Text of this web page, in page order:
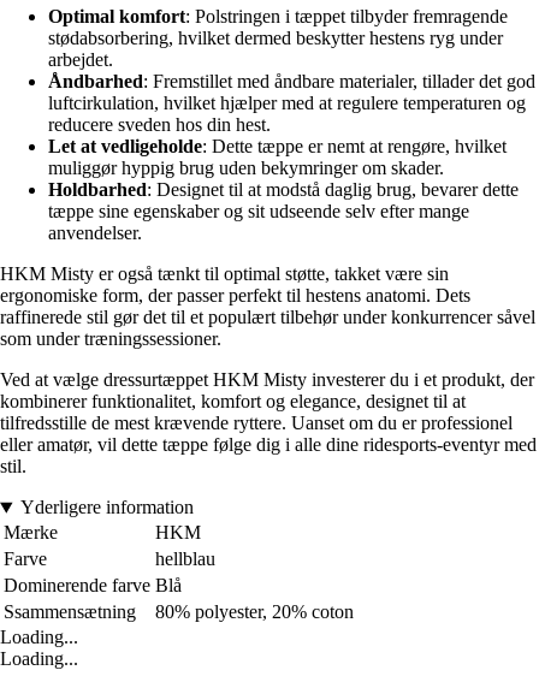
Optimal komfort: Polstringen i tæppet tilbyder fremragende
stødabsorbering, hvilket dermed beskytter hestens ryg under
arbejdet.
Åndbarhed: Fremstillet med åndbare materialer, tillader det god
luftcirkulation, hvilket hjælper med at regulere temperaturen og
reducere sveden hos din hest.
Let at vedligeholde: Dette tæppe er nemt at rengøre, hvilket
muliggør hyppig brug uden bekymringer om skader.
Holdbarhed: Designet til at modstå daglig brug, bevarer dette
tæppe sine egenskaber og sit udseende selv efter mange
anvendelser.
HKM Misty er også tænkt til optimal støtte, takket være sin
ergonomiske form, der passer perfekt til hestens anatomi. Dets
raffinerede stil gør det til et populært tilbehør under konkurrencer såvel
som under træningssessioner.
Ved at vælge dressurtæppet HKM Misty investerer du i et produkt, der
kombinerer funktionalitet, komfort og elegance, designet til at
tilfredsstille de mest krævende ryttere. Uanset om du er professionel
eller amatør, vil dette tæppe følge dig i alle dine ridesports-eventyr med
stil.
Yderligere information
Mærke
HKM
Farve
hellblau
Dominerende farve Blå
Ssammensætning
80% polyester, 20% coton
Loading...
Loading...